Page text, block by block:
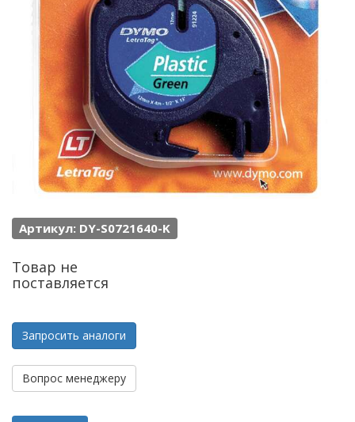
Артикул: DY-S0721640-K
Товар не
поставляется
Запросить аналоги
Вопрос менеджеру